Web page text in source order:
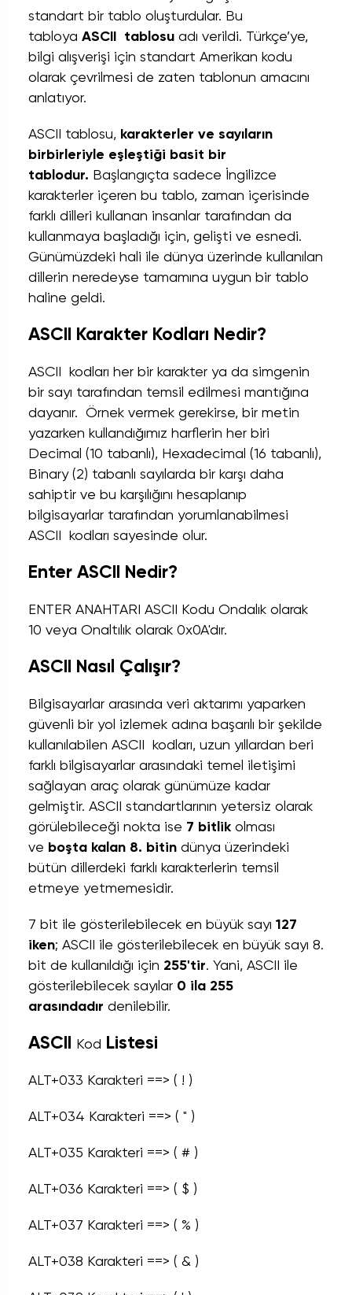
standart bir tablo oluşturdular. Bu
tabloya ASCII tablosu adı verildi. Türkçe’ye,
bilgi alışverişi için standart Amerikan kodu
olarak çevrilmesi de zaten tablonun amacını
anlatıyor.
ASCII tablosu, karakterler ve sayıların
birbirleriyle eşleştiği basit bir
tablodur. Başlangıçta sadece İngilizce
karakterler içeren bu tablo, zaman içerisinde
farklı dilleri kullanan insanlar tarafından da
kullanmaya başladığı için, gelişti ve esnedi.
Günümüzdeki hali ile dünya üzerinde kullanılan
dillerin neredeyse tamamına uygun bir tablo
haline geldi.
ASCII Karakter Kodları Nedir?
ASCII kodları her bir karakter ya da simgenin
bir sayı tarafından temsil edilmesi mantığına
dayanır. Örnek vermek gerekirse, bir metin
yazarken kullandığımız harflerin her biri
Decimal (10 tabanlı), Hexadecimal (16 tabanlı),
Binary (2) tabanlı sayılarda bir karşı daha
sahiptir ve bu karşılığını hesaplanıp
bilgisayarlar tarafından yorumlanabilmesi
ASCII kodları sayesinde olur.
Enter ASCII Nedir?
ENTER ANAHTARI ASCII Kodu Ondalık olarak
10 veya Onaltılık olarak 0x0A'dır.
ASCII Nasıl Çalışır?
Bilgisayarlar arasında veri aktarımı yaparken
güvenli bir yol izlemek adına başarılı bir şekilde
kullanılabilen ASCII kodları, uzun yıllardan beri
farklı bilgisayarlar arasındaki temel iletişimi
sağlayan araç olarak günümüze kadar
gelmiştir. ASCII standartlarının yetersiz olarak
görülebileceği nokta ise 7 bitlik olması
ve boşta kalan 8. bitin dünya üzerindeki
bütün dillerdeki farklı karakterlerin temsil
etmeye yetmemesidir.
7 bit ile gösterilebilecek en büyük sayı 127
iken; ASCII ile gösterilebilecek en büyük sayı 8.
bit de kullanıldığı için 255'tir. Yani, ASCII ile
gösterilebilecek sayılar 0 ila 255
arasındadır denilebilir.
ASCII Kod Listesi
ALT+033 Karakteri ==> ( ! )
ALT+034 Karakteri ==> ( " )
ALT+035 Karakteri ==> ( # )
ALT+036 Karakteri ==> ( $ )
ALT+037 Karakteri ==> ( % )
ALT+038 Karakteri ==> ( & )